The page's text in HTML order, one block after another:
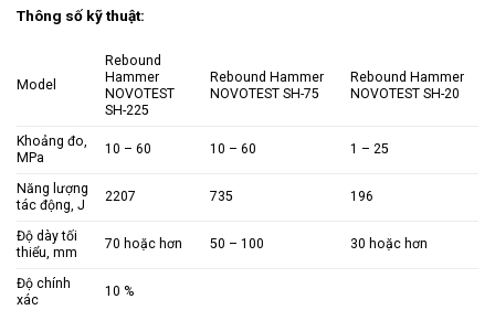
Thông số kỹ thuật:
Model
Rebound
Hammer
NOVOTEST
SH-225
Rebound Hammer
NOVOTEST SH-75
Rebound Hammer
NOVOTEST SH-20
Khoảng đo,
MPa
10 – 60 10 – 60 1 – 25
Năng lượng
tác động, J
2207 735 196
Độ dày tối
thiểu, mm
70 hoặc hơn 50 – 100 30 hoặc hơn
Độ chính
xác
10 %